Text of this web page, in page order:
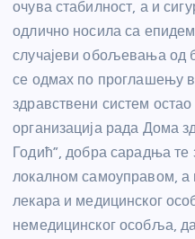
очува стабилност, а и
одлично носила са
случајеви обољевања од
се одмах по проглашењу
здравствени систем
организација рада Дома
Годић”, добра сарадња те
локалном самоуправом, а
лекара и медицинског
немедицинског особља,